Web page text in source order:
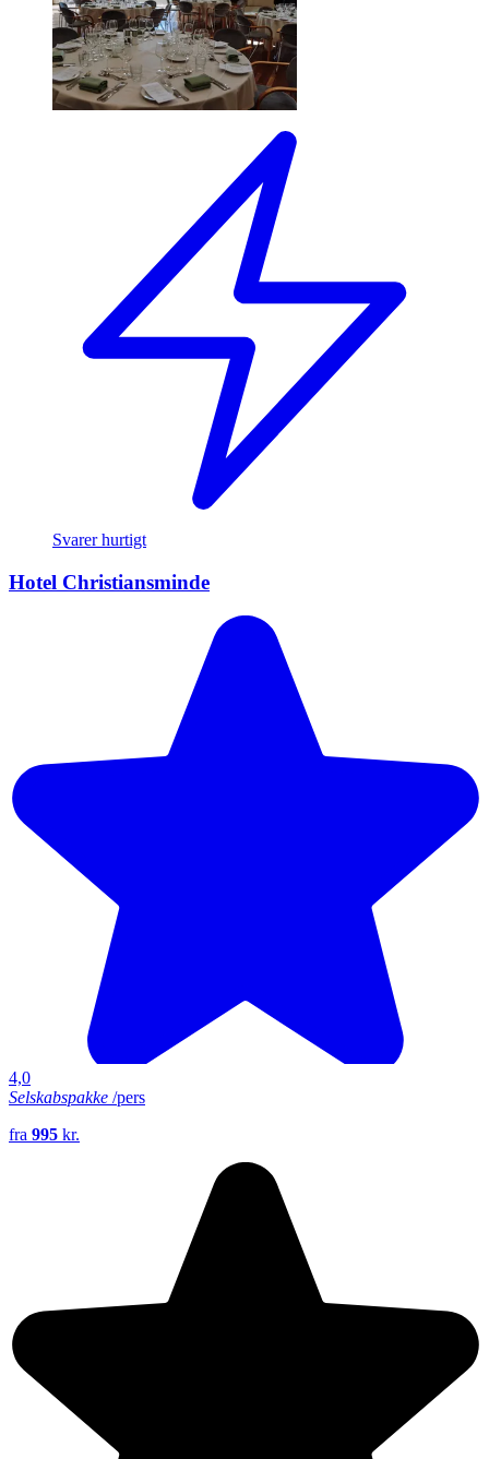
Svarer hurtigt
Hotel Christiansminde
4,0
Selskabspakke /pers
fra 995 kr.